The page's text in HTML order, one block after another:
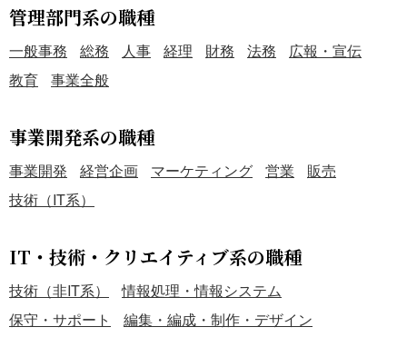
管理部門系の職種
一般事務 総務 人事 経理 財務 法務
広報・宣伝
教育
事業全般
事業開発系の職種
事業開発 経営企画 マーケティング 営業
販売
技術（IT系）
IT・技術・クリエイティブ系の職種
技術（非IT系）
情報処理・情報システム
保守・サポート
編集・編成・制作・デザイン